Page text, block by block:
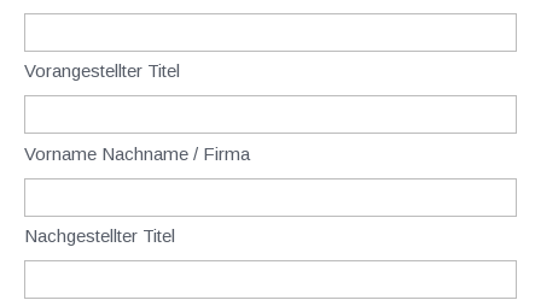
Vorangestellter Titel
Vorname Nachname / Firma
Nachgestellter Titel